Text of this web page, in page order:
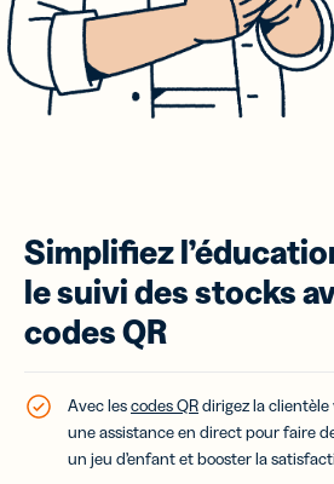
Simplifiez
le suivi des stocks
codes QR
Avec lescodes QRdirigez la
une assistance en direct pour faire
un jeu d’enfant et booster la